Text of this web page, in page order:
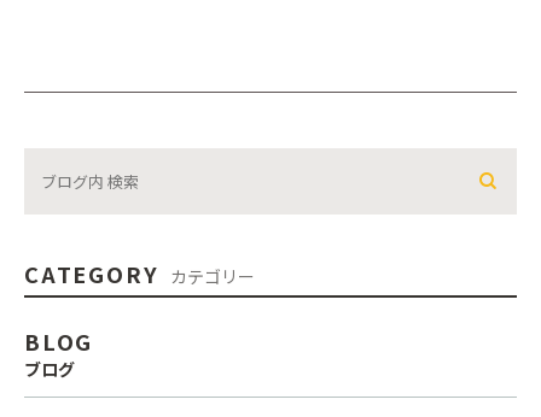
CATEGORY カテゴリー
BLOG
ブログ